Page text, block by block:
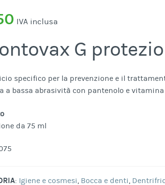
IVA inclusa
G
specifico per la prevenzione e il
a bassa abrasività con pantenolo e vitamina
da 75 ml
: Igiene e cosmesi, Bocca e denti,